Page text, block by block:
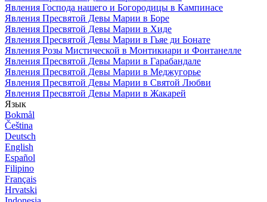
Явления Господа нашего и Богородицы в Кампинасе
Явления Пресвятой Девы Марии в Боре
Явления Пресвятой Девы Марии в Хиде
Явления Пресвятой Девы Марии в Гьяе ди Бонате
Явления Розы Мистической в Монтикиари и Фонтанелле
Явления Пресвятой Девы Марии в Гарабандале
Явления Пресвятой Девы Марии в Меджугорье
Явления Пресвятой Девы Марии в Святой Любви
Явления Пресвятой Девы Марии в Жакарей
Язык
Bokmål
Čeština
Deutsch
English
Español
Filipino
Français
Hrvatski